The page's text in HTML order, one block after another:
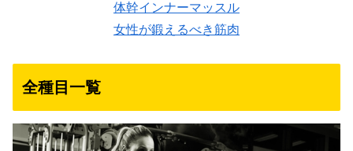
体幹インナーマッスル
女性が鍛えるべき筋肉
全種目一覧